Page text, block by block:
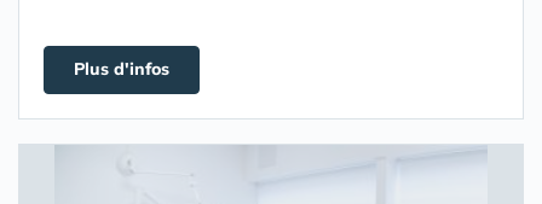
Plus d'infos